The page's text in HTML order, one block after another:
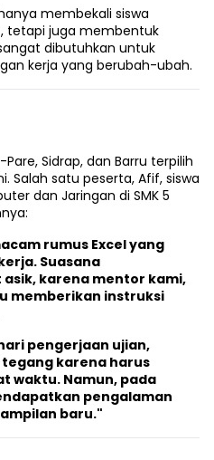
membekali siswa
tetapi juga membentuk
dibutuhkan untuk
kerja yang berubah-ubah.
Sidrap, dan Barru terpilih
Salah satu peserta, Afif, siswa
dan Jaringan di SMK 5
rumus Excel yang
Suasana
karena mentor kami,
memberikan instruksi
pengerjaan ujian,
karena harus
waktu. Namun, pada
pengalaman
baru."